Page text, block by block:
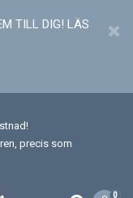
TILL DIG! LÄS
precis som
0